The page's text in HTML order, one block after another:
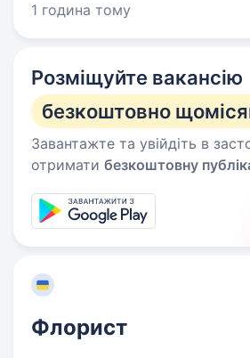
1 година тому
Розміщуйте вакансію
безкоштовно
Завантажте та увійдіть в
отримати безкоштовну
Флорист